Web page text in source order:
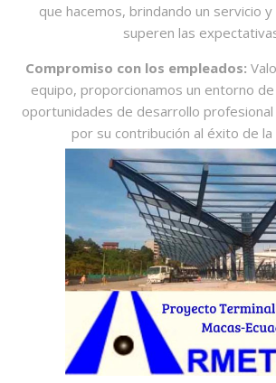
que hacemos, brindando un servicio
superen las
Compromiso con los empleados:
equipo, proporcionamos un entorno
oportunidades de desarrollo
por su contribución al éxito de